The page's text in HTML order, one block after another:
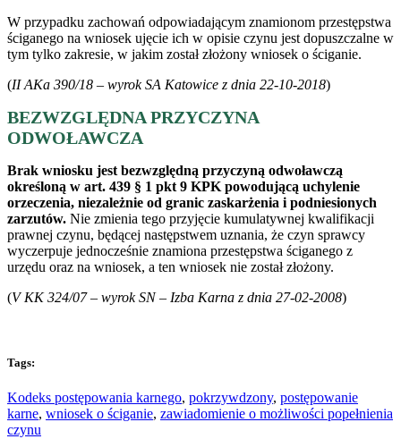
W przypadku zachowań odpowiadającym znamionom przestępstwa
ściganego na wniosek ujęcie ich w opisie czynu jest dopuszczalne w
tym tylko zakresie, w jakim został złożony wniosek o ściganie.
(II AKa 390/18 – wyrok SA Katowice z dnia 22-10-2018)
BEZWZGLĘDNA PRZYCZYNA
ODWOŁAWCZA
Brak wniosku jest bezwzględną przyczyną odwoławczą
określoną w art. 439 § 1 pkt 9 KPK powodującą uchylenie
orzeczenia, niezależnie od granic zaskarżenia i podniesionych
zarzutów. Nie zmienia tego przyjęcie kumulatywnej kwalifikacji
prawnej czynu, będącej następstwem uznania, że czyn sprawcy
wyczerpuje jednocześnie znamiona przestępstwa ściganego z
urzędu oraz na wniosek, a ten wniosek nie został złożony.
(V KK 324/07 – wyrok SN – Izba Karna z dnia 27-02-2008)
Tags:
Kodeks postępowania karnego, pokrzywdzony, postępowanie
karne, wniosek o ściganie, zawiadomienie o możliwości popełnienia
czynu